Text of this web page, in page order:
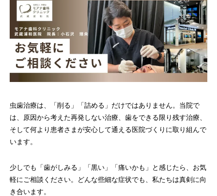
虫歯治療は、「削る」「詰める」だけではありません。当院で
は、原因から考えた再発しない治療、歯をできる限り残す治療、
そして何より患者さまが安心して通える医院づくりに取り組んで
います。
少しでも「歯がしみる」「黒い」「痛いかも」と感じたら、お気
軽にご相談ください。どんな些細な症状でも、私たちは真剣に向
き合います。